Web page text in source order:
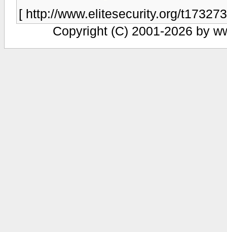
[ http://www.elitesecurity.org/
Copyright (C) 2001-2026 by